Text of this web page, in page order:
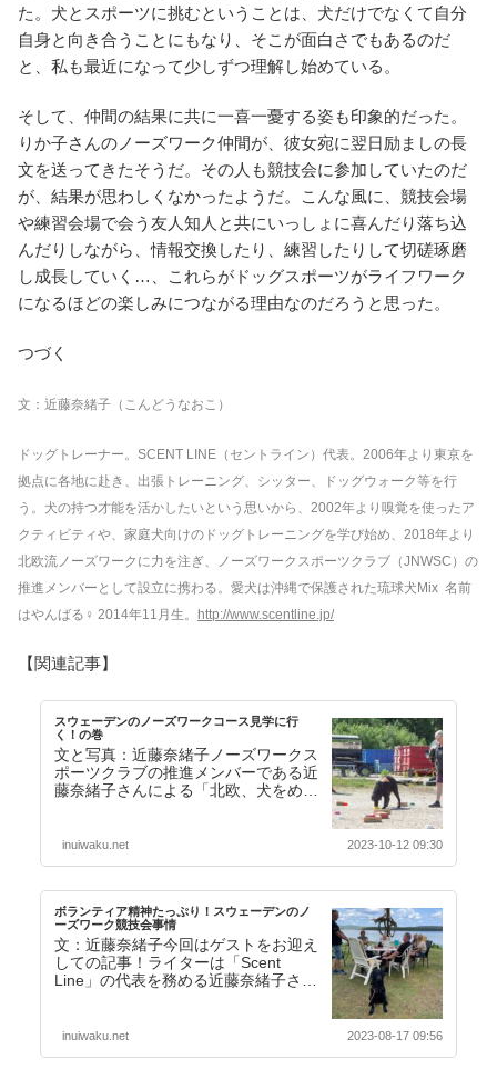
た。犬とスポーツに挑むということは、犬だけでなくて自分
自身と向き合うことにもなり、そこが面白さでもあるのだ
と、私も最近になって少しずつ理解し始めている。
そして、仲間の結果に共に一喜一憂する姿も印象的だった。
りか子さんのノーズワーク仲間が、彼女宛に翌日励ましの長
文を送ってきたそうだ。その人も競技会に参加していたのだ
が、結果が思わしくなかったようだ。こんな風に、競技会場
や練習会場で会う友人知人と共にいっしょに喜んだり落ち込
んだりしながら、情報交換したり、練習したりして切磋琢磨
し成長していく…、これらがドッグスポーツがライフワーク
になるほどの楽しみにつながる理由なのだろうと思った。
つづく
文：近藤奈緒子（こんどうなおこ）
ドッグトレーナー。SCENT LINE（セントライン）代表。2006年より東京を
拠点に各地に赴き、出張トレーニング、シッター、ドッグウォーク等を行
う。犬の持つ才能を活かしたいという思いから、2002年より嗅覚を使ったア
クティビティや、家庭犬向けのドッグトレーニングを学び始め、2018年より
北欧流ノーズワークに力を注ぎ、ノーズワークスポーツクラブ（JNWSC）の
推進メンバーとして設立に携わる。愛犬は沖縄で保護された琉球犬Mix 名前
はやんばる♀ 2014年11月生。
http://www.scentline.jp/
【関連記事】
スウェーデンのノーズワークコース見学に行
く！の巻
文と写真：近藤奈緒子ノーズワークス
ポーツクラブの推進メンバーである近
藤奈緒子さんによる「北欧、犬をめぐ
inuiwaku.net 2023-10-12 09:30
ボランティア精神たっぷり！スウェーデンのノ
ーズワーク競技会事情
文：近藤奈緒子今回はゲストをお迎え
しての記事！ライターは「Scent
Line」の代表を務める近藤奈緒子さ
inuiwaku.net 2023-08-17 09:56